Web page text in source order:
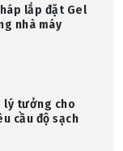
lắp đặt Gel
nhà máy
lý tưởng cho
cầu độ sạch